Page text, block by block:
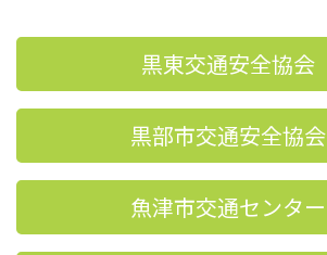
黒東交通安全協会
黒部市交通安全協会
魚津市交通センター